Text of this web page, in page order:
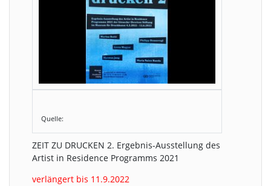
Quelle:
ZEIT ZU DRUCKEN 2. Ergebnis-Ausstellung des
Artist in Residence Programms 2021
verlängert bis 11.9.2022